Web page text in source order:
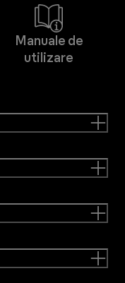
Manuale de
utilizare